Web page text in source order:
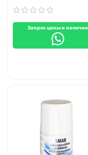
банка (AGT-066)
Запрос цены и наличия